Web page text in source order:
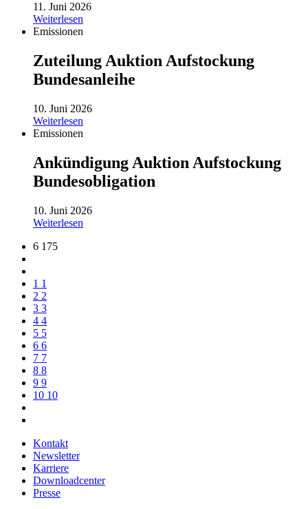
11. Juni 2026
Weiterlesen
Emissionen
Zuteilung Auktion Aufstockung
Bundesanleihe
10. Juni 2026
Weiterlesen
Emissionen
Ankündigung Auktion Aufstockung
Bundesobligation
10. Juni 2026
Weiterlesen
6 175
1 1
2 2
3 3
4 4
5 5
6 6
7 7
8 8
9 9
10 10
Kontakt
Newsletter
Karriere
Downloadcenter
Presse